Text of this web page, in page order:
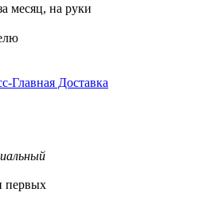
месяц, на руки
Главная Доставка
первых